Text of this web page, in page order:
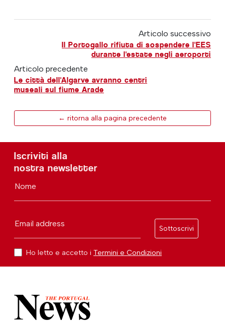
Articolo successivo
Il Portogallo rifiuta di sospendere l'EES
durante l'estate negli aeroporti
Articolo precedente
Le città dell'Algarve avranno centri
museali sul fiume Arade
← ritorna alla pagina precedente
Iscriviti alla
nostra newsletter
Nome
Email address
Sottoscrivi
Ho letto e accetto i Termini e Condizioni